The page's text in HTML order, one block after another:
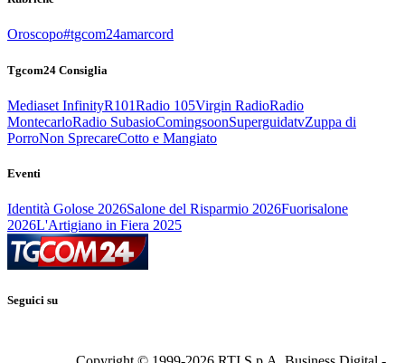
Oroscopo#tgcom24amarcord
Tgcom24 Consiglia
Mediaset InfinityR101Radio 105Virgin RadioRadio
MontecarloRadio SubasioComingsoonSuperguidatvZuppa di
PorroNon SprecareCotto e Mangiato
Eventi
Identità Golose 2026Salone del Risparmio 2026Fuorisalone
2026L'Artigiano in Fiera 2025
Seguici su